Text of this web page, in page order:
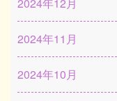
2024年12月
2024年11月
2024年10月